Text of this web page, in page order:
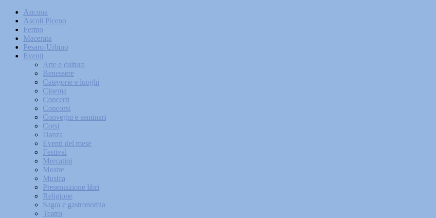
Ancona
Ascoli Piceno
Fermo
Macerata
Pesaro-Urbino
Eventi
Arte e cultura
Benessere
Categorie e luoghi
Cinema
Concerti
Concorsi
Convegni e seminari
Corsi
Danza
Eventi del mese
Festival
Mercatini
Mostre
Musica
Presentazione libri
Religione
Sagra e gastronomia
Teatro